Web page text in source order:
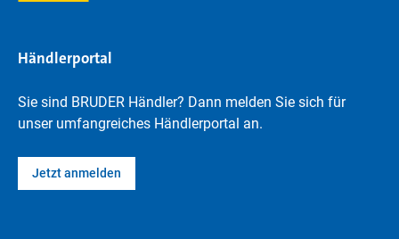
Händlerportal
Sie sind BRUDER Händler? Dann melden Sie sich für
unser umfangreiches Händlerportal an.
Jetzt anmelden